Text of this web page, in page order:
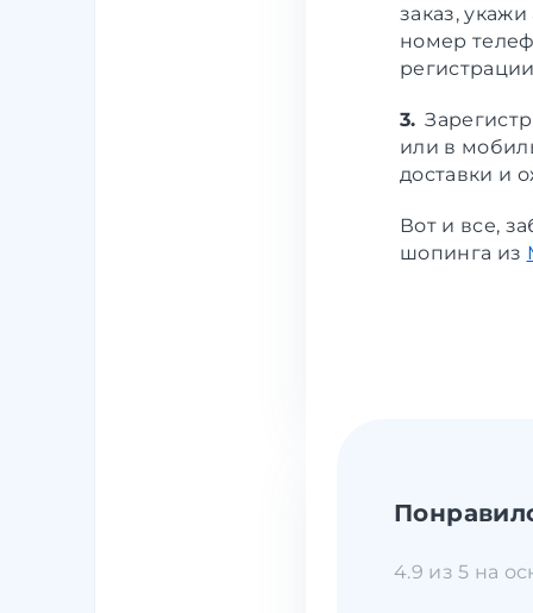
заказ,
номер
3.
или в
доставки и
Вот и все,
шопинга из
4.9 из 5 на